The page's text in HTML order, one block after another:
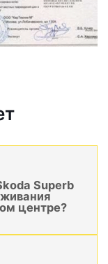
Superb
центре?